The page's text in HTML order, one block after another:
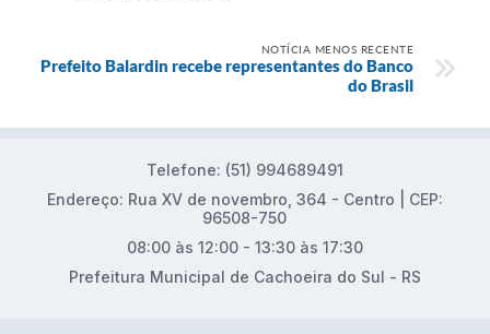
NOTÍCIA MENOS RECENTE
Prefeito Balardin recebe representantes do Banco
do Brasil
Telefone: (51) 994689491
Endereço: Rua XV de novembro, 364 - Centro | CEP:
96508-750
08:00 às 12:00 - 13:30 às 17:30
Prefeitura Municipal de Cachoeira do Sul - RS